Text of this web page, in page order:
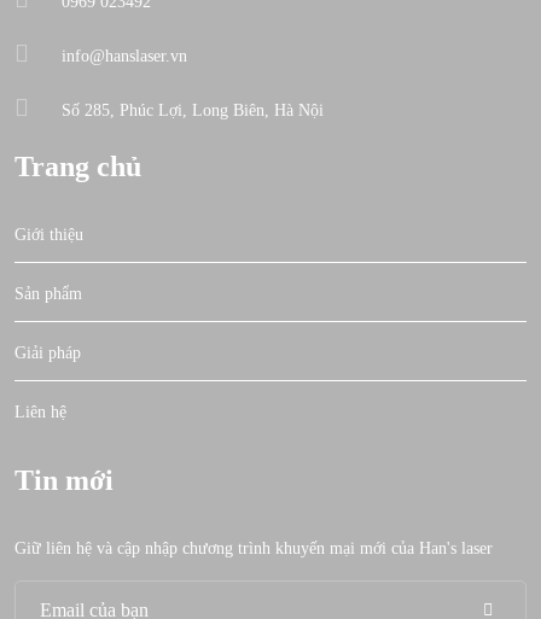
info@hanslaser.vn
Số 285, Phúc Lợi, Long Biên, Hà Nội
Trang chủ
Giới thiệu
Sản phẩm
Giải pháp
Liên hệ
Tin mới
Giữ liên hệ và cập nhập chương trình khuyến mại mới của Han's laser